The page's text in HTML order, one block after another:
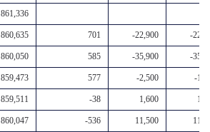
861,336
860,635 701 -22,900 -
860,050 585 -35,900 -
859,473 577 -2,500 -
859,511 -38 1,600
860,047 -536 11,500